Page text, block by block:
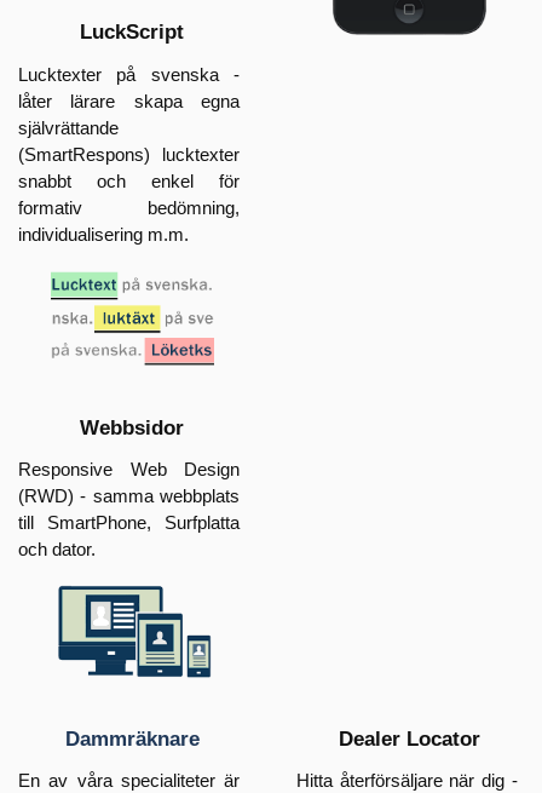
LuckScript
Lucktexter på svenska -
låter lärare skapa egna
självrättande
(SmartRespons) lucktexter
snabbt och enkel för
formativ bedömning,
individualisering m.m.
Webbsidor
Responsive Web Design
(RWD) - samma webbplats
till SmartPhone, Surfplatta
och dator.
Dammräknare
En av våra specialiteter är
Dealer Locator
Hitta återförsäljare när dig -